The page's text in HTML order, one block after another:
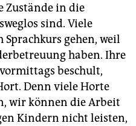
Zustände in die
sind. Viele
gehen, weil
haben. Ihre
beschult,
Denn viele Horte
wir können die Arbeit
Kindern nicht leisten,